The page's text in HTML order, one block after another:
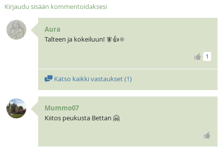
Kirjaudu sisään kommentoidaksesi
Aura
Talteen ja kokeiluun! 🧚👍🔆
1
Katso kaikki vastaukset (1)
Mummo07
Kiitos peukusta Bettan 🤗